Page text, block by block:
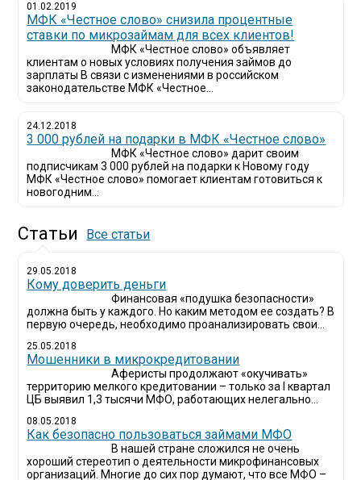
01.02.2019
МФК «Честное слово» снизила процентные
ставки по микрозаймам для всех клиентов!
МФК «Честное слово» объявляет
клиентам о новых условиях получения займов до
зарплаты В связи с изменениями в российском
законодательстве МФК «Честное...
24.12.2018
3 000 рублей на подарки в МФК «Честное слово»
МФК «Честное слово» дарит своим
подписчикам 3 000 рублей на подарки к Новому году
МФК «Честное слово» помогает клиентам готовиться к
новогодним...
Статьи Все статьи
29.05.2018
Кому доверить деньги
Финансовая «подушка безопасности»
должна быть у каждого. Но каким методом ее создать? В
первую очередь, необходимо проанализировать свои...
25.05.2018
Мошенники в микрокредитовании
Аферисты продолжают «окучивать»
территорию мелкого кредитовании – только за I квартал
ЦБ выявил 1,3 тысячи МФО, работающих нелегально...
08.05.2018
Как безопасно пользоваться займами МФО
В нашей стране сложился не очень
хороший стереотип о деятельности микрофинансовых
организаций. Многие до сих пор думают, что все МФО –